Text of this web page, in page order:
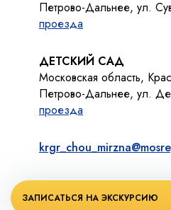
Петрово-Дальнее, ул.
проезда
ДЕТСКИЙ САД
Московская область,
Петрово-Дальнее, ул.
проезда
ЗАПИСАТЬСЯ НА ЭКСКУРСИЮ